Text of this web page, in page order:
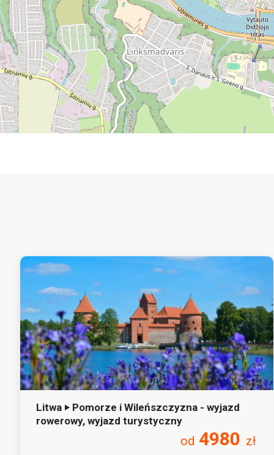
Litwa ‣ Pomorze i Wileńszczyzna - wyjazd
rowerowy, wyjazd turystyczny
od 4980 zł